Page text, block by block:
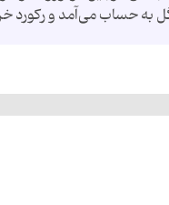
به حساب می‌آمد و رکورد